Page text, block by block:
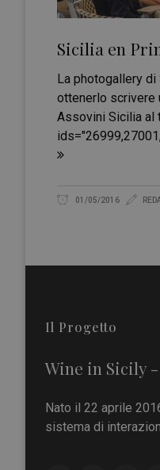
Sicilia en
La photogallery
ottenerlo scrivere
Assovini Sicilia al
01/05/2016
Il Progetto
Wine in Sicily
Nato il 22 aprile
sistema di